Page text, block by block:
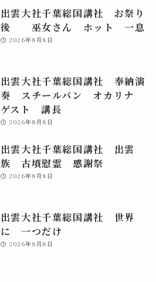
出雲大社千葉総国講社 お祭り
後 巫女さん ホット 一息
2026年8月8日
出雲大社千葉総国講社 奉納演
奏 スチールパン オカリナ
ゲスト 講長
2026年8月8日
出雲大社千葉総国講社 出雲
族 古墳慰霊 感謝祭
2026年8月8日
出雲大社千葉総国講社 世界
に 一つだけ
2026年8月8日